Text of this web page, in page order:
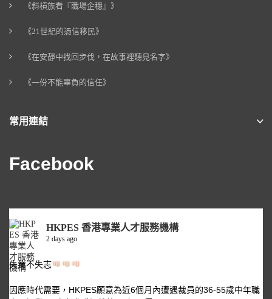
《斜槓族看『職場企穩』》
《21世紀的憑信移民》
《在安靜中找回步伐，在故事裡聽見名字》
《一份不能辜負的信任》
常用連結
Facebook
HKPES 香港專業人才服務機構
2 days ago
失業不失志
因應時代需要，HKPES願意為近6個月內遭遇裁員的36-55歲中年職